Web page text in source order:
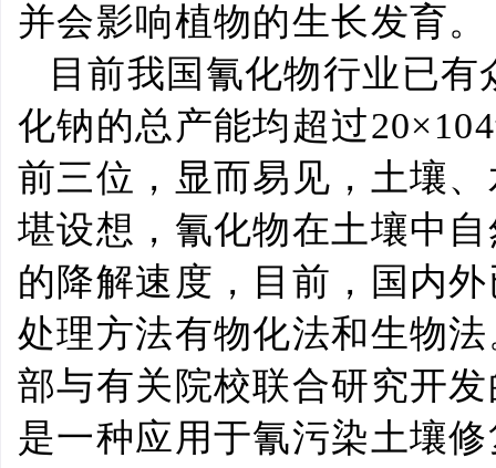
并会影响植物的生长发育。
目前我国氰化物行业已
化钠的总产能均超过
前三位，显而易见，土壤
堪设想，氰化物在土壤中
的降解速度，目前，国内
处理方法有物化法和生物
部与有关院校联合研究开
是一种应用于氰污染土壤